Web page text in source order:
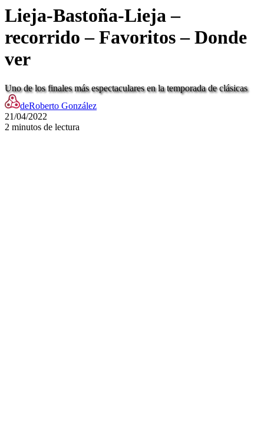
Lieja-Bastoña-Lieja –
recorrido – Favoritos – Donde
ver
Uno de los finales más espectaculares en la temporada de clásicas
deRoberto González
21/04/2022
2 minutos de lectura